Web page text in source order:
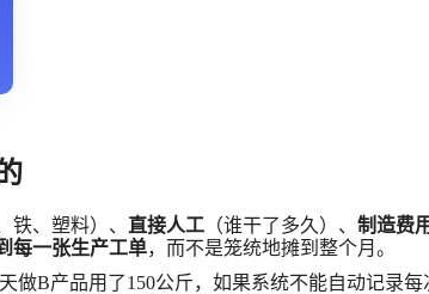
铁、塑料）、 直接人工 （谁干了多久）、 制造费用
每一张生产工单，而不是笼统地摊到整个月。
做B产品用了150公斤，如果系统不能自动记录